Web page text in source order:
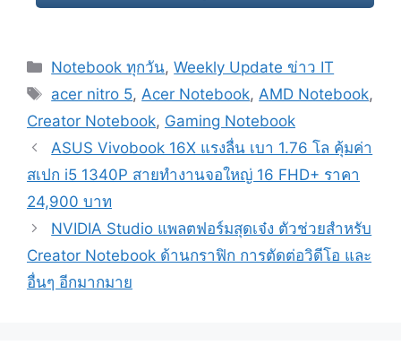
Categories
Notebook ทุกวัน,Weekly Update ข่าว IT
Tags
acer nitro 5, Acer Notebook, AMD Notebook,
Creator Notebook, Gaming Notebook
Post
navigation
ASUS Vivobook 16X แรงลื่น เบา 1.76 โล คุ้มค่า
สเปก i5 1340P สายทำงานจอใหญ่ 16 FHD+ ราคา
24,900 บาท
NVIDIA Studio แพลตฟอร์มสุดเจ๋ง ตัวช่วยสำหรับ
Creator Notebook ด้านกราฟิก การตัดต่อวิดีโอ และ
อื่นๆ อีกมากมาย